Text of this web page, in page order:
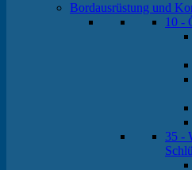
Bordausrüstung und
10 -
35 -